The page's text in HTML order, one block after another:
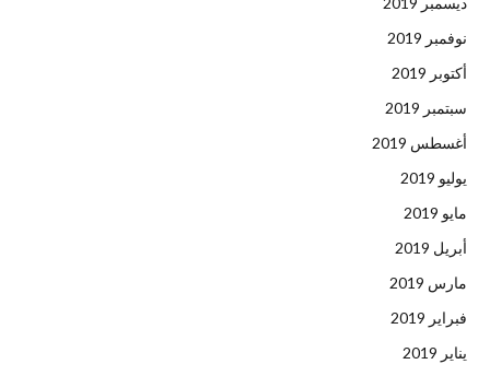
نوفمبر 2019
أكتوبر 2019
سبتمبر 2019
أغسطس 2019
يوليو 2019
مايو 2019
أبريل 2019
مارس 2019
فبراير 2019
يناير 2019